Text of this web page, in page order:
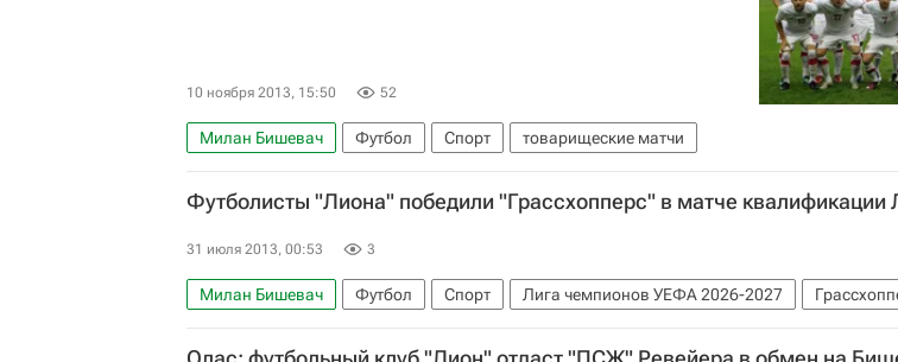
10 ноября 2013, 15:50 52
Милан Бишевач Футбол Спорт
товарищеские матчи
Товарищеский матч сборной России против национальной команды Сербии -1:1
Филип Джуричич
Бранислав Иванович Александар Коларов
Зоран Тошич
Сборная России по футболу
Футболисты "Лиона" победили "Грассхопперс" в матче квалификации
31 июля 2013, 00:53 3
Милан Бишевач Футбол Спорт Лига чемпионов УЕФА 2026-2027
ПСВ
Олимпик (Лион) Зюлте-Варегем Шериф Динамо (Загреб)